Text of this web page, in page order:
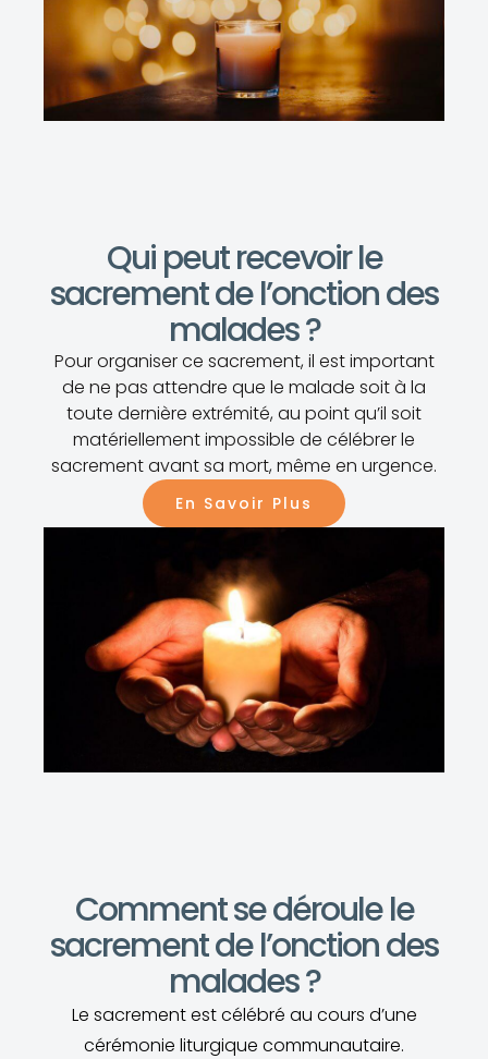
Qui peut recevoir le
sacrement de l’onction des
malades ?
Pour organiser ce sacrement, il est important
de ne pas attendre que le malade soit à la
toute dernière extrémité, au point qu’il soit
matériellement impossible de célébrer le
sacrement avant sa mort, même en urgence.
En Savoir Plus
Comment se déroule le
sacrement de l’onction des
malades ?
Le sacrement est célébré au cours d’une
cérémonie liturgique communautaire.